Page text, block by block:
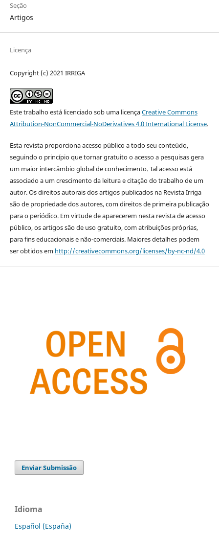
Seção
Artigos
Licença
Copyright (c) 2021 IRRIGA
Este trabalho está licenciado sob uma licençaCreative Commons
Attribution-NonCommercial-NoDerivatives 4.0 International License.
Esta revista proporciona acesso público a todo seu conteúdo,
seguindo o princípio que tornar gratuito o acesso a pesquisas gera
um maior intercâmbio global de conhecimento. Tal acesso está
associado a um crescimento da leitura e citação do trabalho de um
autor. Os direitos autorais dos artigos publicados na Revista Irriga
são de propriedade dos autores, com direitos de primeira publicação
para o periódico. Em virtude de aparecerem nesta revista de acesso
público, os artigos são de uso gratuito, com atribuições próprias,
para fins educacionais e não-comerciais. Maiores detalhes podem
ser obtidos em http://creativecommons.org/licenses/by-nc-nd/4.0
Enviar Submissão
Idioma
Español (España)